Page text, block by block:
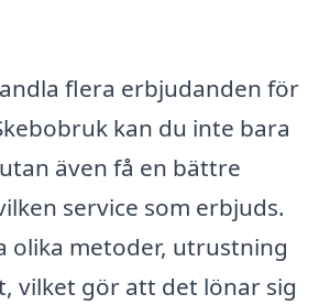
flera erbjudanden för
kan du inte bara
även få en bättre
service som erbjuds.
olika metoder, utrustning
vilket gör att det lönar sig